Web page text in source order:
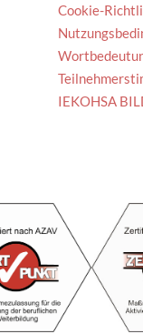
Cookie-
IEKOHSA